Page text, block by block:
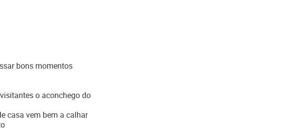
bons momentos
o aconchego do
casa vem bem a calhar